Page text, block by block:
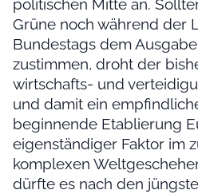
politischen Mitte an.
Grüne noch während der
Bundestags dem
zustimmen, droht der
wirtschafts- und
und damit ein
beginnende Etablierung
eigenständiger Faktor im
komplexen
dürfte es nach den